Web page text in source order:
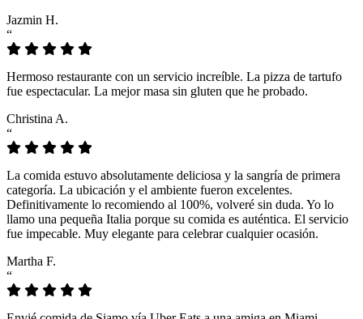
Jazmin H.
“
Hermoso restaurante con un servicio increíble. La pizza de tartufo
fue espectacular. La mejor masa sin gluten que he probado.
Christina A.
“
La comida estuvo absolutamente deliciosa y la sangría de primera
categoría. La ubicación y el ambiente fueron excelentes.
Definitivamente lo recomiendo al 100%, volveré sin duda. Yo lo
llamo una pequeña Italia porque su comida es auténtica. El servicio
fue impecable. Muy elegante para celebrar cualquier ocasión.
Martha F.
“